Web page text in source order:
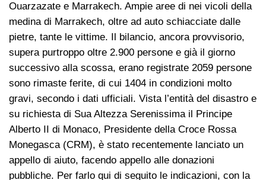
Ouarzazate e Marrakech. Ampie aree di nei vicoli della
medina di Marrakech, oltre ad auto schiacciate dalle
pietre, tante le vittime. Il bilancio, ancora provvisorio,
supera purtroppo oltre 2.900 persone e già il giorno
successivo alla scossa, erano registrate 2059 persone
sono rimaste ferite, di cui 1404 in condizioni molto
gravi, secondo i dati ufficiali. Vista l’entità del disastro e
su richiesta di Sua Altezza Serenissima il Principe
Alberto II di Monaco, Presidente della Croce Rossa
Monegasca (CRM), è stato recentemente lanciato un
appello di aiuto, facendo appello alle donazioni
pubbliche. Per farlo qui di seguito le indicazioni, con la